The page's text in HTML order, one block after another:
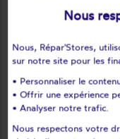
Murinais
Notre-dame-de-
Notre-dame-de-
Noyarey
Oris-en-rattier
Ornon
Nous
Nous, Répar'Stores,
sur notre site pour les
• Personnaliser le
• Offrir une expérience
• Analyser notre trafic.
Nous respectons votre